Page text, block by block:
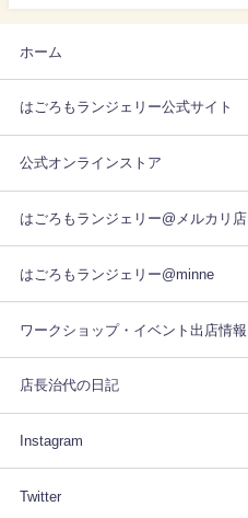
ホーム
はごろもランジェリー公式サイト
公式オンラインストア
はごろもランジェリー@メルカリ店
はごろもランジェリー@minne
ワークショップ・イベント出店情報
店長治代の日記
Instagram
Twitter